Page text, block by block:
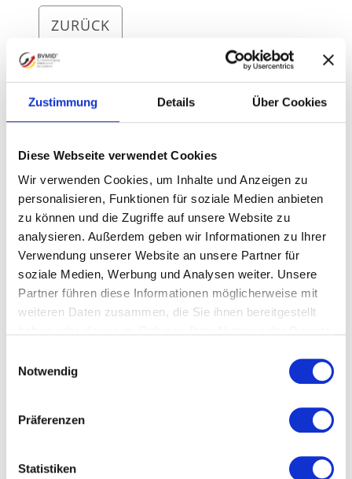
Zustimmung Details Über Cookies
Diese Webseite verwendet Cookies
Wir verwenden Cookies, um Inhalte und Anzeigen zu
personalisieren, Funktionen für soziale Medien anbieten
zu können und die Zugriffe auf unsere Website zu
analysieren. Außerdem geben wir Informationen zu Ihrer
Verwendung unserer Website an unsere Partner für
soziale Medien, Werbung und Analysen weiter. Unsere
Partner führen diese Informationen möglicherweise mit
weiteren Daten zusammen, die Sie ihnen bereitgestellt
Notwendig
Präferenzen
Statistiken
ZURÜCK
Unser Sommerfest ist mehr als nur ein
Termin im Kalender – es soll ein echtes
In entspannter Atmosphäre bieten sich